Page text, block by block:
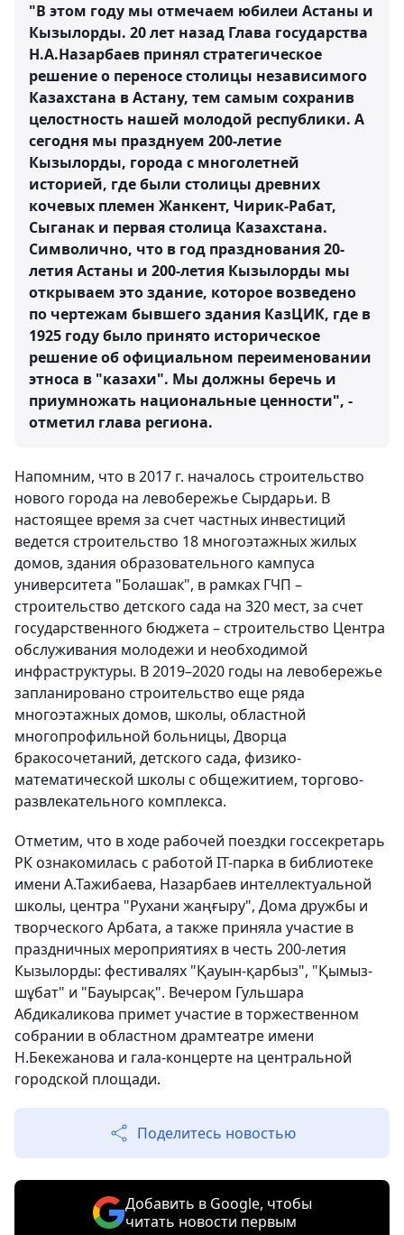
"В этом году мы отмечаем юбилеи Астаны и
Кызылорды. 20 лет назад Глава государства
Н.А.Назарбаев принял стратегическое
решение о переносе столицы независимого
Казахстана в Астану, тем самым сохранив
целостность нашей молодой республики. А
сегодня мы празднуем 200-летие
Кызылорды, города с многолетней
историей, где были столицы древних
кочевых племен Жанкент, Чирик-Рабат,
Сыганак и первая столица Казахстана.
Символично, что в год празднования 20-
летия Астаны и 200-летия Кызылорды мы
открываем это здание, которое возведено
по чертежам бывшего здания КазЦИК, где в
1925 году было принято историческое
решение об официальном переименовании
этноса в "казахи". Мы должны беречь и
приумножать национальные ценности", -
отметил глава региона.
Напомним, что в 2017 г. началось строительство
нового города на левобережье Сырдарьи. В
настоящее время за счет частных инвестиций
ведется строительство 18 многоэтажных жилых
домов, здания образовательного кампуса
университета "Болашак", в рамках ГЧП –
строительство детского сада на 320 мест, за счет
государственного бюджета – строительство Центра
обслуживания молодежи и необходимой
инфраструктуры. В 2019–2020 годы на левобережье
запланировано строительство еще ряда
многоэтажных домов, школы, областной
многопрофильной больницы, Дворца
бракосочетаний, детского сада, физико-
математической школы с общежитием, торгово-
развлекательного комплекса.
Отметим, что в ходе рабочей поездки госсекретарь
РК ознакомилась с работой IT-парка в библиотеке
имени А.Тажибаева, Назарбаев интеллектуальной
школы, центра "Рухани жаңғыру", Дома дружбы и
творческого Арбата, а также приняла участие в
праздничных мероприятиях в честь 200-летия
Кызылорды: фестивалях "Қауын-қарбыз", "Қымыз-
шұбат" и "Бауырсақ". Вечером Гульшара
Абдикаликова примет участие в торжественном
собрании в областном драмтеатре имени
Н.Бекежанова и гала-концерте на центральной
городской площади.
Поделитесь новостью
Добавить в Google, чтобы
читать новости первым